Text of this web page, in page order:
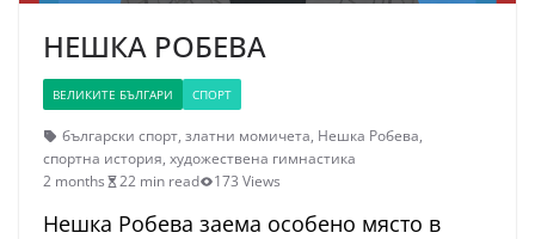
НЕШКА РОБЕВА
ВЕЛИКИТЕ БЪЛГАРИ СПОРТ
български спорт, златни момичета, Нешка Робева,
спортна история, художествена гимнастика
2 months
22 min read 173 Views
Нешка Робева заема особено място в